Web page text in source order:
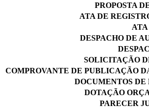
PROPOSTA
ATA DE
ATA
DESPACHO DE
SOLICITAÇÃO
COMPROVANTE DE PUBLICAÇÃO
DOCUMENTOS
DOTAÇÃO
PARECER